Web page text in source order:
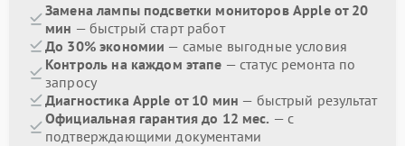
Замена лампы подсветки мониторов Apple от 20
мин — быстрый старт работ
До 30% экономии — самые выгодные условия
Контроль на каждом этапе — статус ремонта по
запросу
Диагностика Apple от 10 мин — быстрый результат
Официальная гарантия до 12 мес. — с
подтверждающими документами